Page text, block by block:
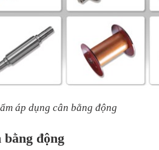
áp dụng cân bằng động
bằng động